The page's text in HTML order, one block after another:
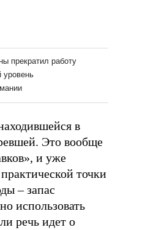
в
Это вообще
и уже
точки
– запас
использовать
речь идет о